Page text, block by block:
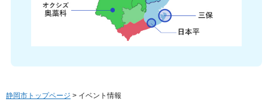
静岡市トップページ > イベント情報